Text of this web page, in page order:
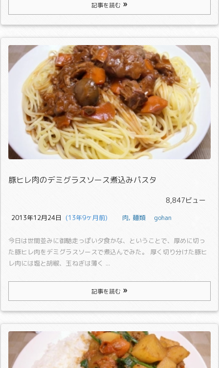
記事を読む
豚ヒレ肉のデミグラスソース煮込みパスタ
8,847ビュー
2013年12月24日
  (13年9ヶ月前)
肉, 麺類 gohan
今日は世間並みに御馳走っぽい夕食かな、ということで、厚めに切っ
た豚ヒレ肉をデミグラスソースで煮込んでみた。
厚く切り分けた豚ヒ
レ肉には塩と胡椒、玉ねぎは薄く ...
記事を読む